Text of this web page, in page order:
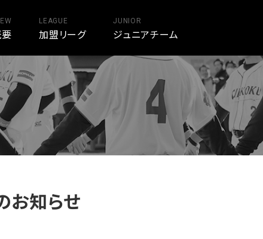
LEAGUE
加盟リーグ
JUNIOR
ジュニアチーム
お知らせ